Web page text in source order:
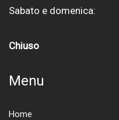
Sabato e domenica:
Chiuso
Menu
Home